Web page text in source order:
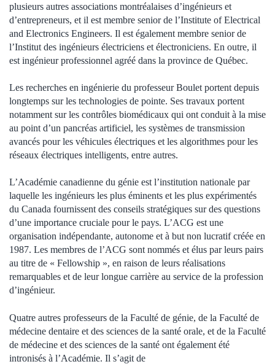
plusieurs autres associations montréalaises d’ingénieurs et
d’entrepreneurs, et il est membre senior de l’Institute of Electrical
and Electronics Engineers. Il est également membre senior de
l’Institut des ingénieurs électriciens et électroniciens. En outre, il
est ingénieur professionnel agréé dans la province de Québec.
Les recherches en ingénierie du professeur Boulet portent depuis
longtemps sur les technologies de pointe. Ses travaux portent
notamment sur les contrôles biomédicaux qui ont conduit à la mise
au point d’un pancréas artificiel, les systèmes de transmission
avancés pour les véhicules électriques et les algorithmes pour les
réseaux électriques intelligents, entre autres.
L’Académie canadienne du génie est l’institution nationale par
laquelle les ingénieurs les plus éminents et les plus expérimentés
du Canada fournissent des conseils stratégiques sur des questions
d’une importance cruciale pour le pays. L’ACG est une
organisation indépendante, autonome et à but non lucratif créée en
1987. Les membres de l’ACG sont nommés et élus par leurs pairs
au titre de « Fellowship », en raison de leurs réalisations
remarquables et de leur longue carrière au service de la profession
d’ingénieur.
Quatre autres professeurs de la Faculté de génie, de la Faculté de
médecine dentaire et des sciences de la santé orale, et de la Faculté
de médecine et des sciences de la santé ont également été
intronisés à l’Académie. Il s’agit de